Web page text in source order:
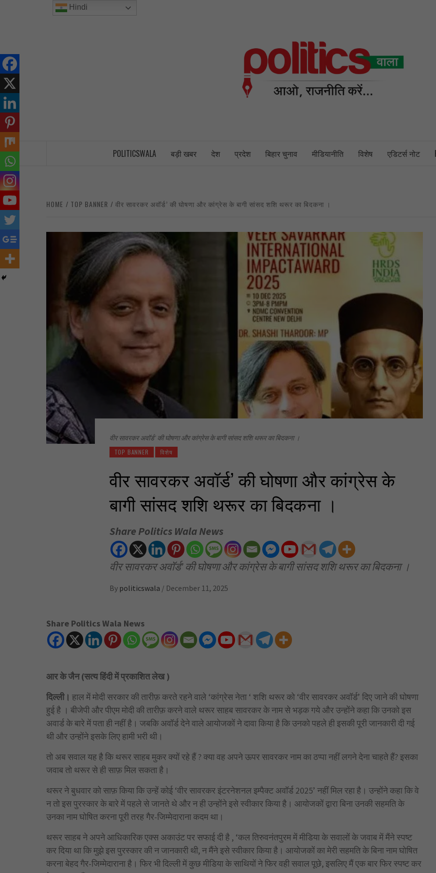
POLITICSWALA बड़ी खबर देश प्रदेश बिहार चुनाव मीडियानीति विशेष एडिटर्स नोट
HOME TOP BANNER वीर सावरकर अवॉर्ड’ की घोषणा और कांग्रेस के बागी सांसद शशि थरूर का बिदकना ।
वीर सावरकर अवॉर्ड’ की घोषणा और कांग्रेस के बागी सांसद शशि थरूर का बिदकना ।
TOP BANNER विशेष
वीर सावरकर अवॉर्ड’ की घोषणा और कांग्रेस के
बागी सांसद शशि थरूर का बिदकना ।
Share Politics Wala News
वीर सावरकर अवॉर्ड’ की घोषणा और कांग्रेस के बागी सांसद शशि थरूर का बिदकना ।
By politicswala / December 11, 2025
Share Politics Wala News
आर के जैन (सत्य हिंदी में प्रकाशित लेख )
दिल्ली। हाल में मोदी सरकार की तारीफ़ करते रहने वाले ‘कांग्रेस नेता ‘ शशि थरूर को ‘वीर सावरकर अवॉर्ड’ दिए जाने की घोषणा
हुई है । बीजेपी और पीएम मोदी की तारीफ़ करने वाले थरूर साहब सावरकर के नाम से भड़क गये और उन्होंने कहा कि उनको इस
अवार्ड के बारे में पता ही नहीं है। जबकि अवॉर्ड देने वाले आयोजकों ने दावा किया है कि उनको पहले ही इसकी पूरी जानकारी दी गई
थी और उन्होंने इसके लिए हामी भरी थी।
तो अब सवाल यह है कि थरूर साहब मुकर क्यों रहे हैं ? क्या वह अपने ऊपर सावरकर नाम का ठप्पा नहीं लगने देना चाहते हैं? इसका
जवाब तो थरूर से ही साफ़ मिल सकता है।
थरूर ने बुधवार को साफ़ किया कि उन्हें कोई ‘वीर सावरकर इंटरनेशनल इम्पैक्ट अवॉर्ड 2025’ नहीं मिल रहा है। उन्होंने कहा कि वे
न तो इस पुरस्कार के बारे में पहले से जानते थे और न ही उन्होंने इसे स्वीकार किया है। आयोजकों द्वारा बिना उनकी सहमति के
उनका नाम घोषित करना पूरी तरह गैर-जिम्मेदाराना कदम था।
थरूर साहब ने अपने आधिकारिक एक्स अकाउंट पर सफाई दी है , ‘कल तिरुवनंतपुरम में मीडिया के सवालों के जवाब में मैंने स्पष्ट
कर दिया था कि मुझे इस पुरस्कार की न जानकारी थी, न मैंने इसे स्वीकार किया है। आयोजकों का मेरी सहमति के बिना नाम घोषित
करना बेहद गैर-जिम्मेदाराना है। फिर भी दिल्ली में कुछ मीडिया के साथियों ने फिर वही सवाल पूछे, इसलिए मैं एक बार फिर स्पष्ट कर
Hindi